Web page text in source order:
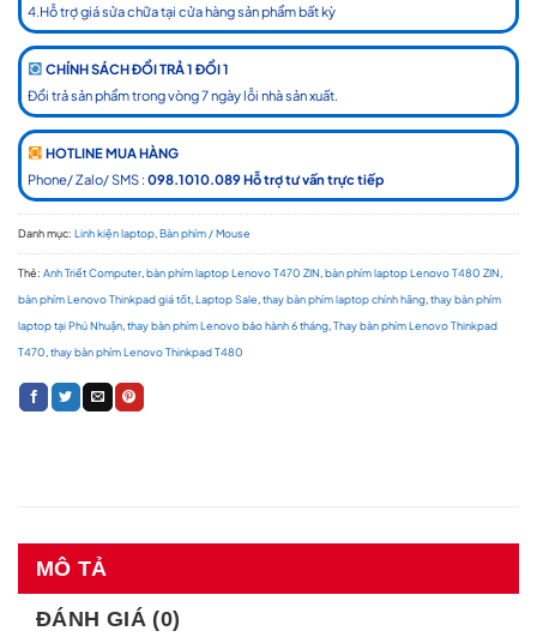
4.Hỗ trợ giá sửa chữa tại cửa hàng sản phẩm bất kỳ
CHÍNH SÁCH ĐỔI TRẢ 1 ĐỔI 1
Đổi trả sản phẩm trong vòng 7 ngày lỗi nhà sản xuất.
HOTLINE MUA HÀNG
Phone/ Zalo/ SMS : 098.1010.089 Hỗ trợ tư vấn trực tiếp
Danh mục: Linh kiện laptop Bàn phím / Mouse
Thẻ: Anh Triết Computer bàn phím laptop Lenovo T470 ZIN bàn phím laptop Lenovo T480 ZIN
bàn phím Lenovo Thinkpad giá tốt Laptop Sale thay bàn phím laptop chính hãng thay bàn phím
laptop tại Phú Nhuận thay bàn phím Lenovo bảo hành 6 tháng Thay bàn phím Lenovo Thinkpad
T470 thay bàn phím Lenovo Thinkpad T480
MÔ TẢ
ĐÁNH GIÁ (0)